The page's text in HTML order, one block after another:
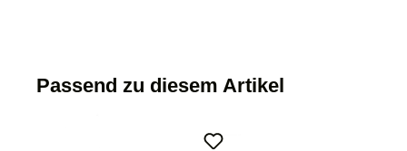
Passend zu diesem Artikel